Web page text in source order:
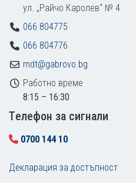
ул. „Райчо Каролев“ № 4
066 804775
066 804776
mdt@gabrovo.bg
Работно време
8:15 – 16:30
Tелефон за сигнали
0700 144 10
Декларация за достъпност